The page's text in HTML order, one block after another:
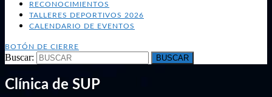
RECONOCIMIENTOS
TALLERES DEPORTIVOS 2026
CALENDARIO DE EVENTOS
BOTÓN DE CIERRE
Buscar:
Clínica de SUP